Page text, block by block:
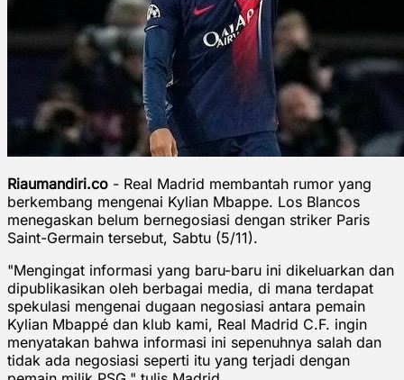
Riaumandiri.co - Real Madrid membantah rumor yang
berkembang mengenai Kylian Mbappe. Los Blancos
menegaskan belum bernegosiasi dengan striker Paris
Saint-Germain tersebut, Sabtu (5/11).
"Mengingat informasi yang baru-baru ini dikeluarkan dan
dipublikasikan oleh berbagai media, di mana terdapat
spekulasi mengenai dugaan negosiasi antara pemain
Kylian Mbappé dan klub kami, Real Madrid C.F. ingin
menyatakan bahwa informasi ini sepenuhnya salah dan
tidak ada negosiasi seperti itu yang terjadi dengan